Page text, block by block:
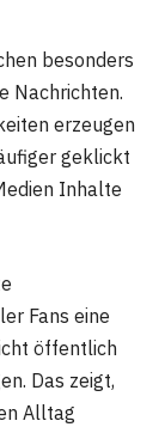
besonders
Nachrichten.
erzeugen
geklickt
Inhalte
Fans eine
öffentlich
Das zeigt,
Alltag